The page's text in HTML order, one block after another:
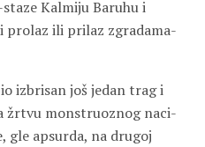
Kalmiju Baruhu i
ili prilaz zgradama-
izbrisan još jedan trag i
žrtvu monstruoznog naci-
gle apsurda, na drugoj